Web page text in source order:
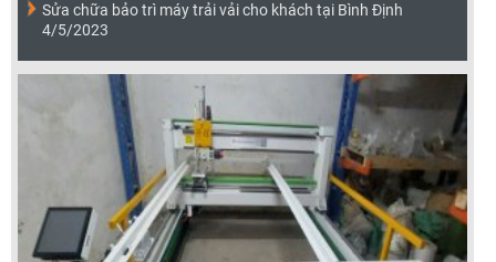
Sửa chữa bảo trì máy trải vải cho khách tại Bình Định
4/5/2023